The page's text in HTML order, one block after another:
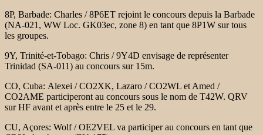
8P, Barbade: Charles / 8P6ET rejoint le concours depuis la Barbade
(NA-021, WW Loc. GK03ec, zone 8) en tant que 8P1W sur tous
les groupes.
9Y, Trinité-et-Tobago: Chris / 9Y4D envisage de représenter
Trinidad (SA-011) au concours sur 15m.
CO, Cuba: Alexei / CO2XK, Lazaro / CO2WL et Amed /
CO2AME participeront au concours sous le nom de T42W. QRV
sur HF avant et après entre le 25 et le 29.
CU, Açores: Wolf / OE2VEL va participer au concours en tant que